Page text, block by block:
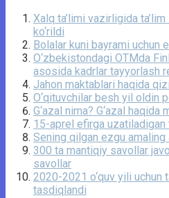
Xalq ta’limi vazirligida
ko‘rildi
Bolalar kuni bayrami uchun
O‘zbekistondagi OTMda
asosida kadrlar tayyorlash
Jahon maktablari haqida
O‘qituvchilar besh yil oldin
G‘azal nima? G‘azal haqida
15-aprel efirga
Sening qilgan ezgu amaling
300 ta mantiqiy savollar
savollar
2020-2021 o‘quv yili uchun
tasdiqlandi